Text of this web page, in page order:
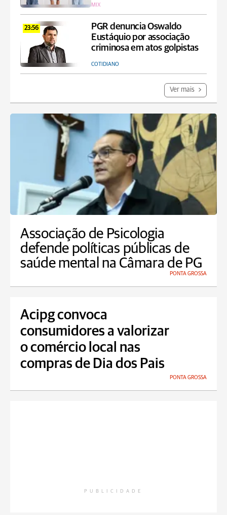
MIX
23:56
PGR denuncia Oswaldo
Eustáquio por associação
criminosa em atos golpistas
COTIDIANO
Ver mais
Associação de Psicologia
defende políticas públicas de
saúde mental na Câmara de PG
PONTA GROSSA
Acipg convoca
consumidores a valorizar
o comércio local nas
compras de Dia dos Pais
PONTA GROSSA
PUBLICIDADE